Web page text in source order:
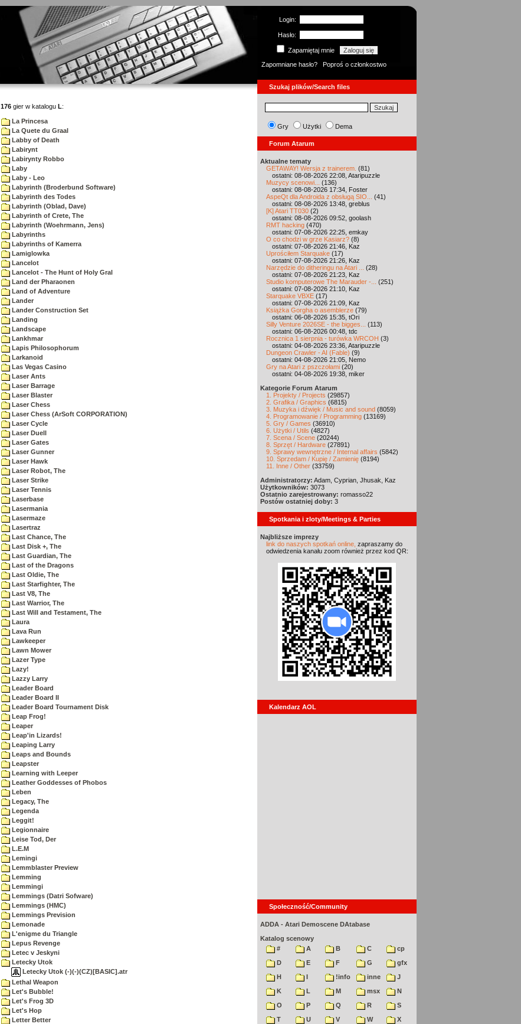
Login:
Hasło:
Zapamiętaj mnie
Zapomniane hasło?
Poproś o członkostwo
Szukaj plików/Search files
176 gier w katalogu L:
La Princesa
La Quete du Graal
Labby of Death
Labirynt
Labirynty Robbo
Laby
Laby - Leo
Labyrinth (Broderbund Software)
Labyrinth des Todes
Labyrinth (Oblad, Dave)
Labyrinth of Crete, The
Labyrinth (Woehrmann, Jens)
Labyrinths
Labyrinths of Kamerra
Lamiglowka
Lancelot
Lancelot - The Hunt of Holy Gral
Land der Pharaonen
Land of Adventure
Lander
Lander Construction Set
Landing
Landscape
Lankhmar
Lapis Philosophorum
Larkanoid
Las Vegas Casino
Laser Ants
Laser Barrage
Laser Blaster
Laser Chess
Laser Chess (ArSoft CORPORATION)
Laser Cycle
Laser Duell
Laser Gates
Laser Gunner
Laser Hawk
Laser Robot, The
Laser Strike
Laser Tennis
Laserbase
Lasermania
Lasermaze
Lasertraz
Last Chance, The
Last Disk +, The
Last Guardian, The
Last of the Dragons
Last Oldie, The
Last Starfighter, The
Last V8, The
Last Warrior, The
Last Will and Testament, The
Laura
Lava Run
Lawkeeper
Lawn Mower
Lazer Type
Lazy!
Lazzy Larry
Leader Board
Leader Board II
Leader Board Tournament Disk
Leap Frog!
Leaper
Leap'in Lizards!
Leaping Larry
Leaps and Bounds
Leapster
Learning with Leeper
Leather Goddesses of Phobos
Leben
Legacy, The
Legenda
Leggit!
Legionnaire
Leise Tod, Der
L.E.M
Lemingi
Lemmblaster Preview
Lemming
Lemmingi
Lemmings (Datri Sofware)
Lemmings (HMC)
Lemmings Prevision
Lemonade
L'enigme du Triangle
Lepus Revenge
Letec v Jeskyni
Letecky Utok
Letecky Utok (-)(-)(CZ)[BASIC].atr
Lethal Weapon
Let's Bubble!
Let's Frog 3D
Let's Hop
Letter Better
Gry Użytki Dema
Forum Atarum
Aktualne tematy
GETAWAY! Wersja z trainerem. (81)
ostatni: 08-08-2026 22:08, Ataripuzzle
Muzycy scenowi...
(136)
ostatni: 08-08-2026 17:34, Foster
AspeQt dla Androida z obsługą SIO...
(41)
ostatni: 08-08-2026 13:48, greblus
[K] Atari TT030 (2)
ostatni: 08-08-2026 09:52, goolash
RMT hacking (470)
ostatni: 07-08-2026 22:25, emkay
O co chodzi w grze Kasiarz? (8)
ostatni: 07-08-2026 21:46, Kaz
Uprościłem Starquake (17)
ostatni: 07-08-2026 21:26, Kaz
Narzędzie do ditheringu na Atari ...
(28)
ostatni: 07-08-2026 21:23, Kaz
Studio komputerowe The Marauder -...
(251)
ostatni: 07-08-2026 21:10, Kaz
Starquake VBXE (17)
ostatni: 07-08-2026 21:09, Kaz
Książka Gorgha o asemblerze (79)
ostatni: 06-08-2026 15:35, tOri
Silly Venture 2026SE - the bigges...
(113)
ostatni: 06-08-2026 00:48, tdc
Rocznica 1 sierpnia - turówka WRCOH (3)
ostatni: 04-08-2026 23:36, Ataripuzzle
Dungeon Crawler - AI (Fable) (9)
ostatni: 04-08-2026 21:05, Nemo
Gry na Atari z pszczołami (20)
ostatni: 04-08-2026 19:38, miker
Kategorie Forum Atarum
1. Projekty / Projects (29857)
2. Grafika / Graphics (6815)
3. Muzyka i dźwięk / Music and sound (8059)
4. Programowanie / Programming (13169)
5. Gry / Games (36910)
6. Użytki / Utils (4827)
7. Scena / Scene (20244)
8. Sprzęt / Hardware (27891)
9. Sprawy wewnętrzne / Internal affairs (5842)
10. Sprzedam / Kupię / Zamienię (8194)
11. Inne / Other (33759)
Administratorzy: Adam, Cyprian, Jhusak, Kaz
Użytkowników: 3073
Ostatnio zarejestrowany: romasso22
Postów ostatniej doby: 3
Spotkania i zloty/Meetings & Parties
Najbliższe imprezy
link do naszych spotkań online, zapraszamy do
odwiedzenia kanału zoom również przez kod QR:
Kalendarz AOL
Społeczność/Community
ADDA - Atari Demoscene DAtabase
Katalog scenowy
#
A B C
cp
D
E F G
gfx
H
I !info inne
J
K
L M msx
N
O
P Q R
S
T
U V W
X